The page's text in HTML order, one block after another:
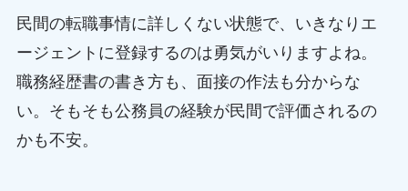
民間の転職事情に詳しくない状態で、いきなりエ
ージェントに登録するのは勇気がいりますよね。
職務経歴書の書き方も、面接の作法も分からな
い。そもそも公務員の経験が民間で評価されるの
かも不安。